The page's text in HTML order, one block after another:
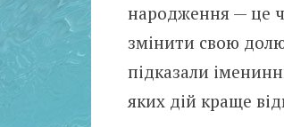
народження — це
змінити свою
підказали
яких дій краще